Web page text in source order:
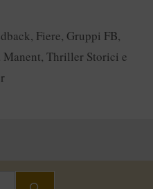
, Fiere, Gruppi FB,
Manent, Thriller Storici e